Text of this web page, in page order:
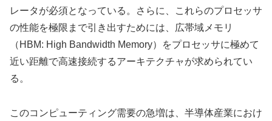
レータが必須となっている。さらに、これらのプロセッサ
の性能を極限まで引き出すためには、広帯域メモリ
（HBM: High Bandwidth Memory）をプロセッサに極めて
近い距離で高速接続するアーキテクチャが求められてい
る。
このコンピューティング需要の急増は、半導体産業におけ